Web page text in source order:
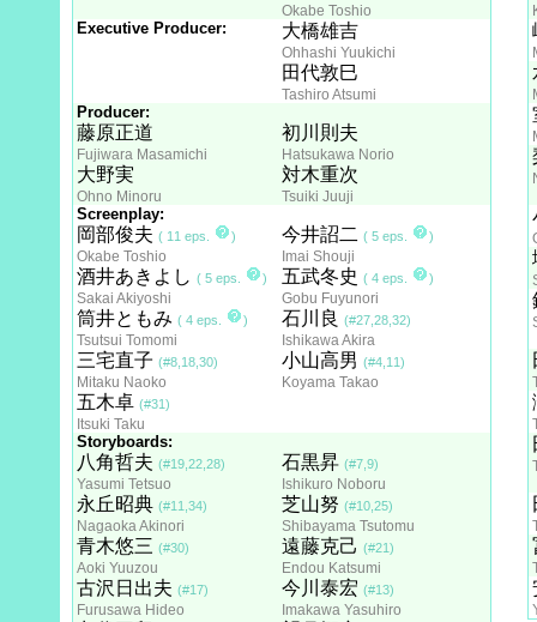
Okabe Toshio
Executive Producer: 大橋雄吉
Ohhashi Yuukichi
田代敦巳
Tashiro Atsumi
Producer:
藤原正道
Fujiwara Masamichi
大野実
Ohno Minoru
初川則夫
Hatsukawa Norio
対木重次
Tsuiki Juuji
Screenplay:
岡部俊夫 ( 11 eps. )
Okabe Toshio
酒井あきよし ( 5 eps. )
Sakai Akiyoshi
筒井ともみ ( 4 eps. )
Tsutsui Tomomi
三宅直子 (#8,18,30)
Mitaku Naoko
五木卓 (#31)
Itsuki Taku
今井詔二 ( 5 eps. )
Imai Shouji
五武冬史 ( 4 eps. )
Gobu Fuyunori
石川良 (#27,28,32)
Ishikawa Akira
小山高男 (#4,11)
Koyama Takao
Storyboards:
八角哲夫 (#19,22,28)
Yasumi Tetsuo
永丘昭典 (#11,34)
Nagaoka Akinori
青木悠三 (#30)
Aoki Yuuzou
古沢日出夫 (#17)
Furusawa Hideo
石黒昇 (#7,9)
Ishikuro Noboru
芝山努 (#10,25)
Shibayama Tsutomu
遠藤克己 (#21)
Endou Katsumi
今川泰宏 (#13)
Imakawa Yasuhiro